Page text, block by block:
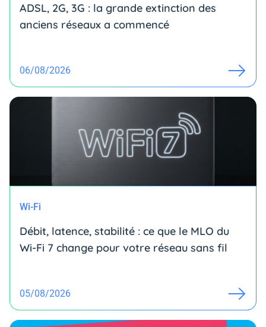
ADSL, 2G, 3G : la grande extinction des
anciens réseaux a commencé
06/08/2026
Wi-Fi
Débit, latence, stabilité : ce que le MLO du
Wi-Fi 7 change pour votre réseau sans fil
05/08/2026